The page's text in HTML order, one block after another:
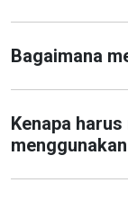
Bagaimana
Kenapa